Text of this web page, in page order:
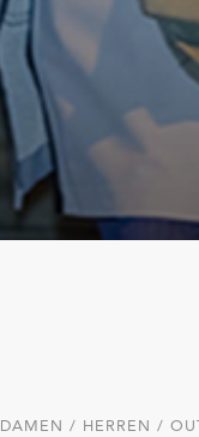
DAMEN / HERREN /